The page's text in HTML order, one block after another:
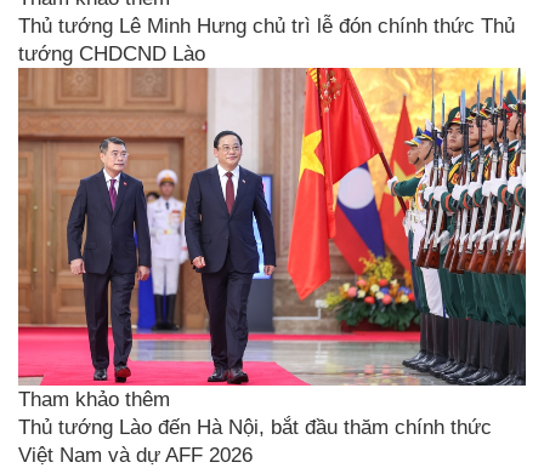
Thủ tướng Lê Minh Hưng chủ trì lễ đón chính thức Thủ
tướng CHDCND Lào
Tham khảo thêm
Thủ tướng Lào đến Hà Nội, bắt đầu thăm chính thức
Việt Nam và dự AFF 2026